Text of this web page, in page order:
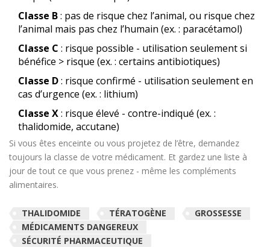
Classe B: pas de risque chez l’animal, ou risque chez
l’animal mais pas chez l’humain (ex. : paracétamol)
Classe C : risque possible - utilisation seulement si
bénéfice > risque (ex. : certains antibiotiques)
Classe D: risque confirmé - utilisation seulement en
cas d’urgence (ex. : lithium)
Classe X: risque élevé - contre-indiqué (ex. :
thalidomide, accutane)
Si vous êtes enceinte ou vous projetez de l’être, demandez
toujours la classe de votre médicament. Et gardez une liste à
jour de tout ce que vous prenez - même les compléments
alimentaires.
THALIDOMIDE TÉRATOGÈNE
GROSSESSE
MÉDICAMENTS DANGEREUX
SÉCURITÉ PHARMACEUTIQUE